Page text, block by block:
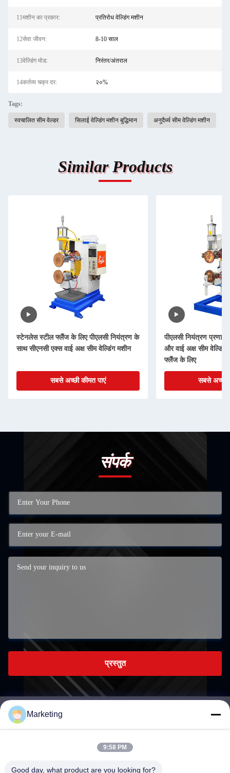
11मशीन का प्रकार: प्रतिरोध वेल्डिंग मशीन
12सेवा जीवन: 8-10 साल
13वेल्डिंग मोड: निरंतर/अंतराल
14कर्तव्य चक्र दर: २०%
Tags:
स्वचालित सीम वेल्डर सिलाई वेल्डिंग मशीन बुद्धिमान अनुदैर्ध्य सीम वेल्डिंग मशीन
Similar Products
स्टेनलेस स्टील फ्लैंज के लिए पीएलसी नियंत्रण के
साथ सीएनसी एक्स वाई अक्ष सीम वेल्डिंग मशीन
सबसे अच्छी कीमत पाएं
पीएलसी नियंत्रण
और वाई अक्ष सीम
फ्लैंज के लिए
सबसे अच्छी
संपर्क
प्रस्तुत
marketing@hwashi.com
Marketing
9:58 PM
Good day, what product are you looking for?